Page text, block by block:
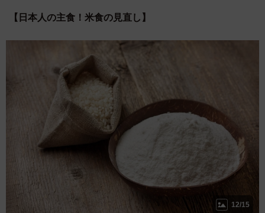
【日本人の主食！米食の見直し】
12/15